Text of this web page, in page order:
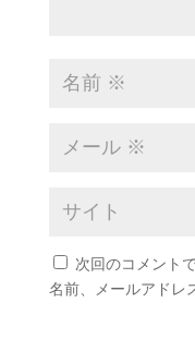
次回のコメント
名前、メールアドレ